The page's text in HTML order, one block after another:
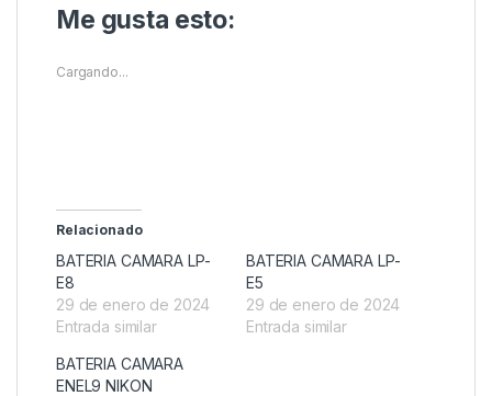
Me gusta esto:
Cargando...
Relacionado
BATERIA CAMARA LP-
E8
29 de enero de 2024
Entrada similar
BATERIA CAMARA LP-
E5
29 de enero de 2024
Entrada similar
BATERIA CAMARA
ENEL9 NIKON